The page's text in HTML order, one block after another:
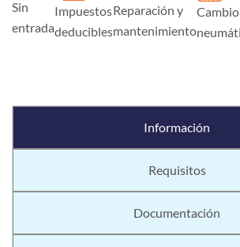
Sin
entrada
Impuestos
deducibles
Reparación y
mantenimiento
Información
Requisitos
Documentación